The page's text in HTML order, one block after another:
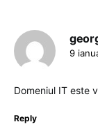
9
Domeniul IT este
Reply